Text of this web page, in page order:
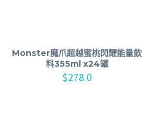
Monster魔爪超越蜜桃閃耀能量飲
料355ml x24罐
$278.0